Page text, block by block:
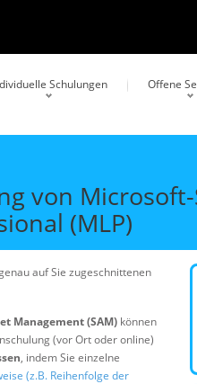
Schulungen Offene
von
(MLP)
auf Sie zugeschnittenen
Management (SAM) können
(vor Ort oder online)
, indem Sie einzelne
(z.B. Reihenfolge der